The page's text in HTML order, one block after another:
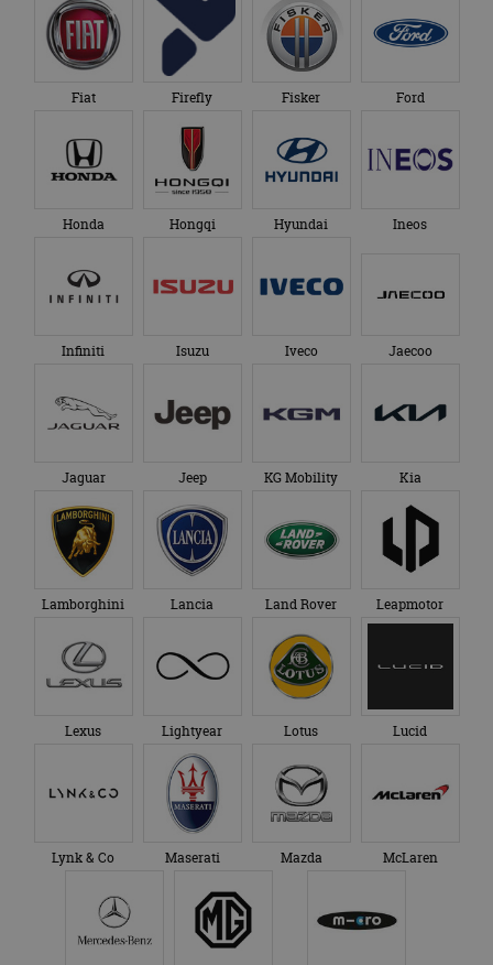
Fiat Firefly Fisker Ford
Honda Hongqi Hyundai Ineos
Infiniti Isuzu Iveco Jaecoo
Jaguar Jeep KG Mobility Kia
Lamborghini Lancia Land Rover Leapmotor
Lexus Lightyear Lotus Lucid
Lynk & Co Maserati Mazda McLaren